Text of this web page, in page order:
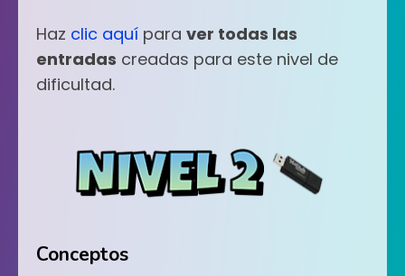
Haz clic aquí para ver todas las
entradas creadas para este nivel de
dificultad.
Conceptos